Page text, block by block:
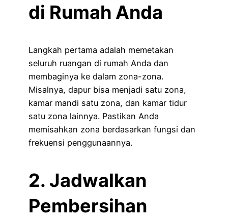
di Rumah Anda
Langkah pertama adalah memetakan
seluruh ruangan di rumah Anda dan
membaginya ke dalam zona-zona.
Misalnya, dapur bisa menjadi satu zona,
kamar mandi satu zona, dan kamar tidur
satu zona lainnya. Pastikan Anda
memisahkan zona berdasarkan fungsi dan
frekuensi penggunaannya.
2. Jadwalkan
Pembersihan